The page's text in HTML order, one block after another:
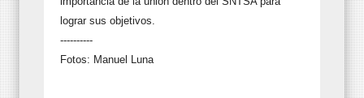
lograr sus objetivos.
----------
Fotos: Manuel Luna